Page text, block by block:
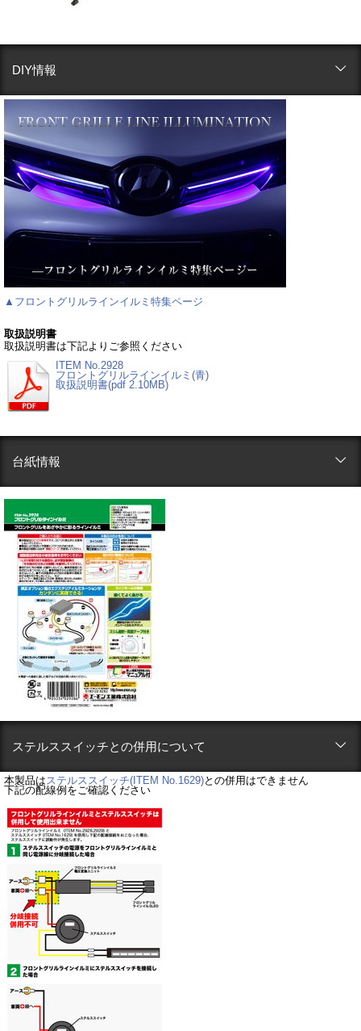
DIY情報
▲フロントグリルラインイルミ特集ページ
取扱説明書
取扱説明書は下記よりご参照ください
ITEM No.2928
フロントグリルラインイルミ(青)
取扱説明書(pdf 2.10MB)
台紙情報
ステルススイッチとの併用について
本製品はステルススイッチ(ITEM No.1629)との併用はできません
下記の配線例をご確認ください